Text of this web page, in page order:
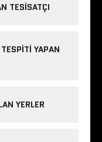
TESISATÇI
YAPAN
YERLER